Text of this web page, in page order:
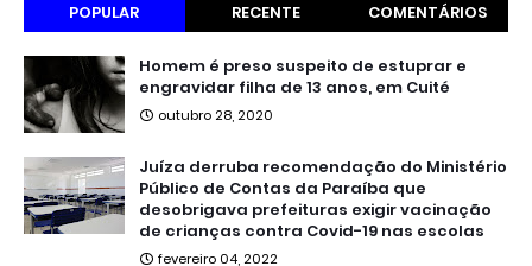
POPULAR RECENTE COMENTÁRIOS
Homem é preso suspeito de estuprar e
engravidar filha de 13 anos, em Cuité
outubro 28, 2020
Juíza derruba recomendação do Ministério
Público de Contas da Paraíba que
desobrigava prefeituras exigir vacinação
de crianças contra Covid-19 nas escolas
fevereiro 04, 2022